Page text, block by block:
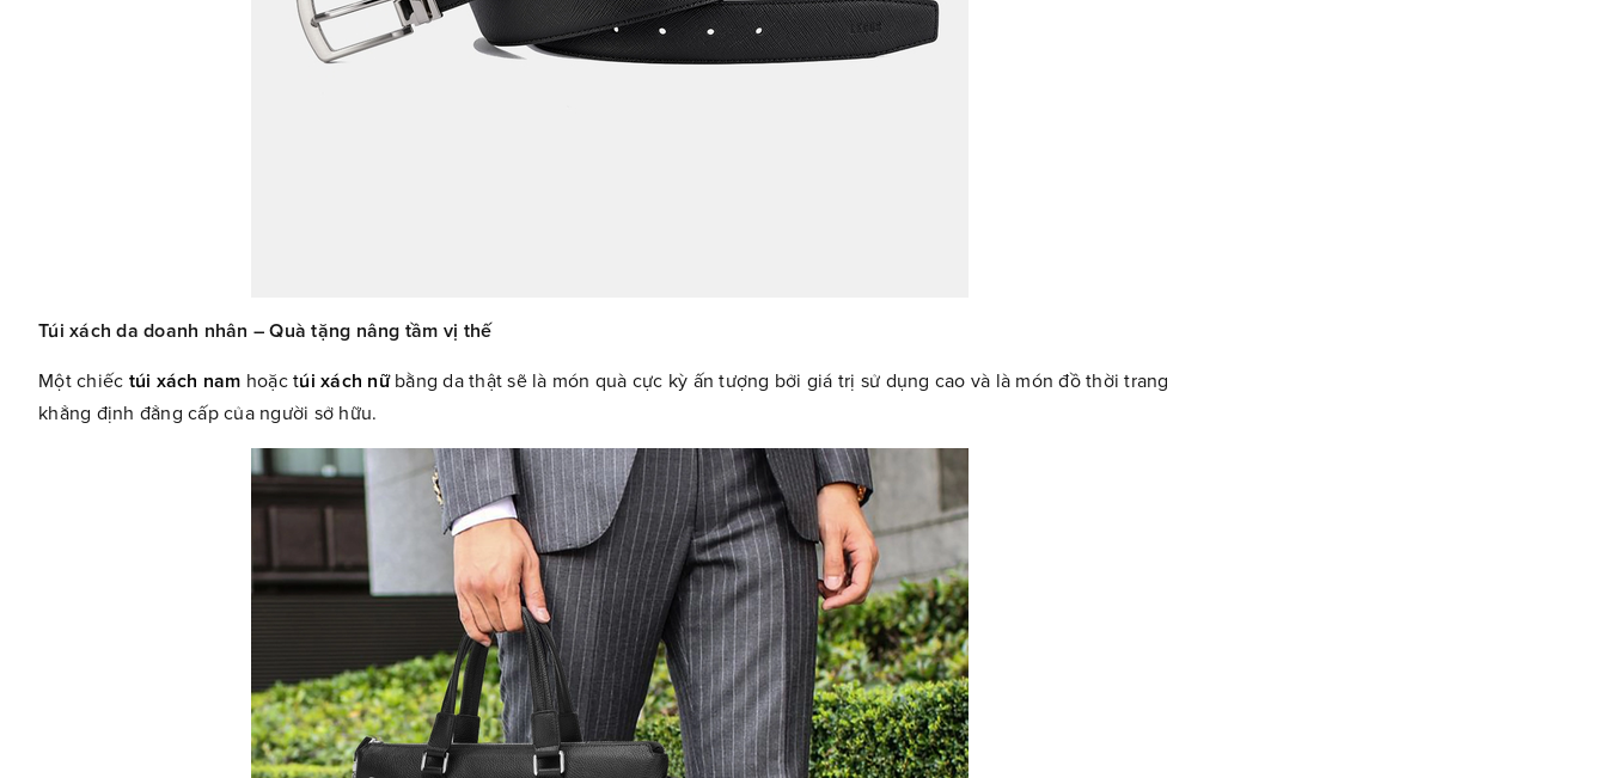
Túi xách da doanh nhân – Quà tặng nâng tầm vị thế
Một chiếc túi xách nam hoặc túi xách nữ bằng da thật sẽ là món quà cực kỳ ấn tượng bởi giá trị sử dụng cao và là món đồ thời trang
khẳng định đẳng cấp của người sở hữu.